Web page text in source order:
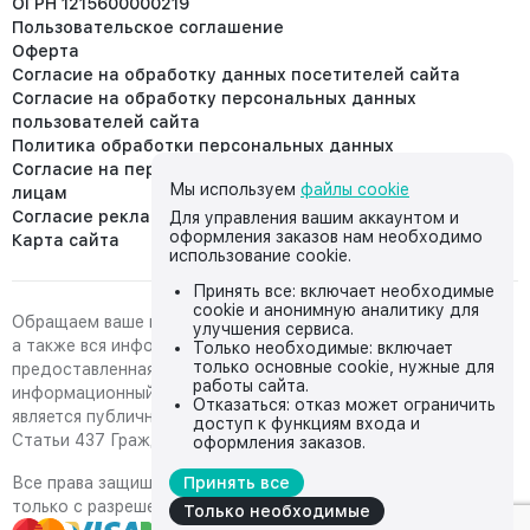
Пользовательское соглашение
Оферта
Согласие на обработку данных посетителей сайта
Согласие на обработку персональных данных
пользователей сайта
Политика обработки персональных данных
Согласие на передачу персональных данных третьим
лицам
Согласие реклама
Карта сайта
Обращаем ваше внимание на то, что данный интернет-сайт,
а также вся информация о товарах и ценах,
предоставленная на нём, носит исключительно
информационный характер и ни при каких условиях не
является публичной офертой, определяемой положениями
Статьи 437 Гражданского кодекса Российской Федерации.
Все права защищены, любое копирование с сайта возможно
только с разрешения владельца сайта
Мы используем файлы cookie
Для управления вашим аккаунтом и
оформления заказов нам необходимо
использование cookie.
Принять все: включает необходимые
cookie и анонимную аналитику для
улучшения сервиса.
Только необходимые: включает
только основные cookie, нужные для
работы сайта.
Отказаться: отказ может ограничить
доступ к функциям входа и
оформления заказов.
Принять все
Только необходимые